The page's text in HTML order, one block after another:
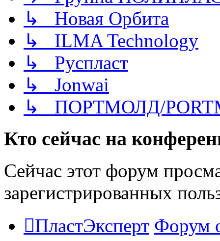
↳ Новая Орбита
↳ ILMA Technology
↳ Руспласт
↳ Jonwai
↳ ПОРТМОЛД/
Кто сейчас на
Сейчас этот форум
зарегистрированных
ПластЭксперт Форум